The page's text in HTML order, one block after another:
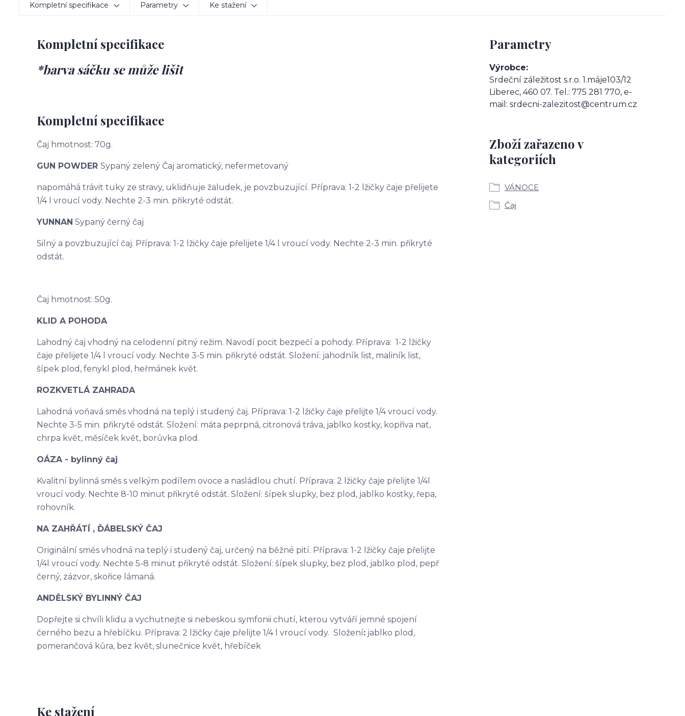
Kompletní specifikace Parametry Ke stažení
Kompletní specifikace
*barva sáčku se může lišit
Kompletní specifikace
Čaj hmotnost: 70g.
GUN POWDER Sypaný zelený Čaj aromatický, nefermetovaný
napomáhá trávit tuky ze stravy, uklidňuje žaludek, je povzbuzující. Příprava: 1-2 lžičky čaje přelijete
1/4 l vroucí vody. Nechte 2-3 min. přikryté odstát.
YUNNAN Sypaný černý čaj
Silný a povzbuzující čaj. Příprava: 1-2 lžičky čaje přelijete 1/4 l vroucí vody. Nechte 2-3 min. přikryté
odstát.
Čaj hmotnost: 50g.
KLID A POHODA
Lahodný čaj vhodný na celodenní pitný režim. Navodí pocit bezpečí a pohody. Příprava: 1-2 lžičky
čaje přelijete 1/4 l vroucí vody. Nechte 3-5 min. přikryté odstát. Složení: jahodník list, maliník list,
šípek plod, fenykl plod, heřmánek květ.
ROZKVETLÁ ZAHRADA
Lahodná voňavá směs vhodná na teplý i studený čaj. Příprava: 1-2 lžičky čaje přelijte 1/4 vroucí vody.
Nechte 3-5 min. přikryté odstát. Složení: máta peprpná, citronová tráva, jablko kostky, kopřiva nať,
chrpa květ, měsíček květ, borůvka plod.
OÁZA - bylinný čaj
Kvalitní bylinná směs s velkým podílem ovoce a nasládlou chutí. Příprava: 2 lžičky čaje přelijte 1/4l
vroucí vody. Nechte 8-10 minut přikryté odstát. Složení: šípek slupky, bez plod, jablko kostky, řepa,
rohovník.
NA ZAHŘÁTÍ , ĎÁBELSKÝ ČAJ
Originální směs vhodná na teplý i studený čaj, určený na běžné pití. Příprava: 1-2 lžičky čaje přelijte
1/4l vroucí vody. Nechte 5-8 minut přikryté odstát. Složení: šípek slupky, bez plod, jablko plod, pepř
černý, zázvor, skořice lámaná.
ANDĚLSKÝ BYLINNÝ ČAJ
Dopřejte si chvíli klidu a vychutnejte si nebeskou symfonii chutí, kterou vytváří jemné spojení
černého bezu a hřebíčku. Příprava: 2 lžičky čaje přelijte 1/4 l vroucí vody. Složení: jablko plod,
pomerančová kůra, bez květ, slunečnice květ, hřebíček
Parametry
Výrobce
Srdeční záležitost s.r.o. 1.máje103/12
Liberec, 460 07. Tel.: 775 281 770, e-
mail: srdecni-zalezitost@centrum.cz
Zboží zařazeno v
kategoriích
VÁNOCE
Čaj
Ke stažení